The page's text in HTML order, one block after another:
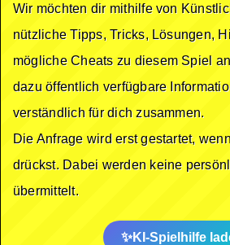
Wir möchten dir mithilfe von
nützliche Tipps, Tricks, Lösungen,
mögliche Cheats zu diesem Spiel
dazu öffentlich verfügbare
verständlich für dich zusammen.
Die Anfrage wird erst gestartet,
drückst. Dabei werden keine
übermittelt.
KI-Spielhilfe